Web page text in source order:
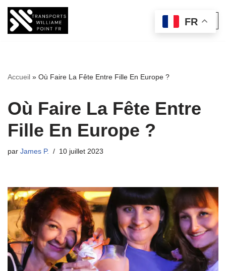
Aller
Accueil » Où Faire La Fête Entre Fille En Europe ?
Où Faire La Fête Entre
Fille En Europe ?
par James P. 10 juillet 2023
FR